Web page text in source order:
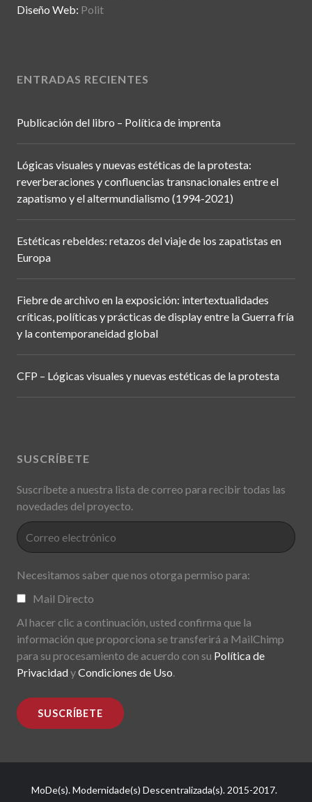
Diseño Web: Polit
ENTRADAS RECIENTES
Publicación del libro – Política de imprenta
Lógicas visuales y nuevas estéticas de la protesta:
reverberaciones y confluencias transnacionales entre el
zapatismo y el altermundialismo (1994-2021)
Estéticas rebeldes: retazos del viaje de los zapatistas en
Europa
Fiebre de archivo en la exposición: intertextualidades
críticas, políticas y prácticas de display entre la Guerra fría
y la contemporaneidad global
CFP – Lógicas visuales y nuevas estéticas de la protesta
SUSCRÍBETE
Suscríbete a nuestra lista de correo para recibir todas las
novedades del proyecto.
Necesitamos saber que nos otorga permiso para:
Mail Directo
Al hacer clic a continuación, usted confirma que la
información que proporciona se transferirá a MailChimp
para su procesamiento de acuerdo con su Política de
PrivacidadyCondiciones de Uso.
MoDe(s). Modernidade(s) Descentralizada(s). 2015-2017.